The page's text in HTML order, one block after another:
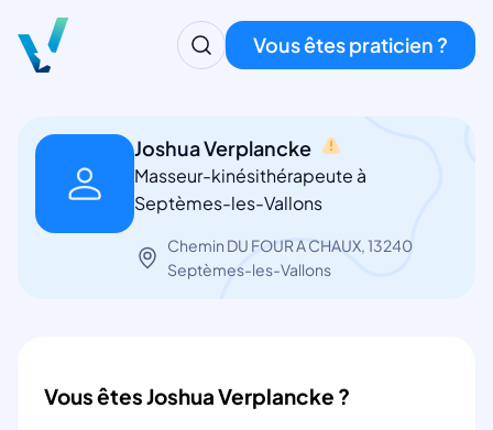
Vous êtes praticien ?
Joshua Verplancke
Masseur-kinésithérapeute à
Septèmes-les-Vallons
Chemin DU FOUR A CHAUX, 13240
Septèmes-les-Vallons
Vous êtes Joshua Verplancke ?